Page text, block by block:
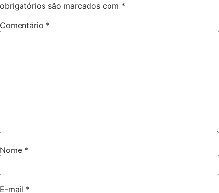
obrigatórios são marcados com *
Comentário *
Nome *
E-mail *